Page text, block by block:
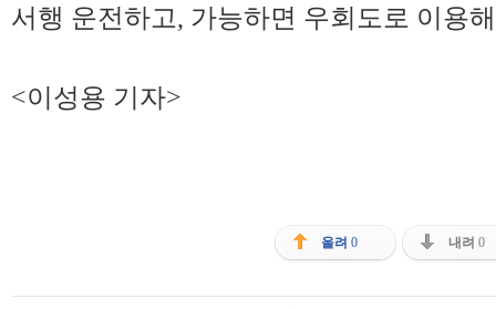
서행 운전하고, 가능하면 우회도로 이용
<이성용 기자>
올려 0 내려 0